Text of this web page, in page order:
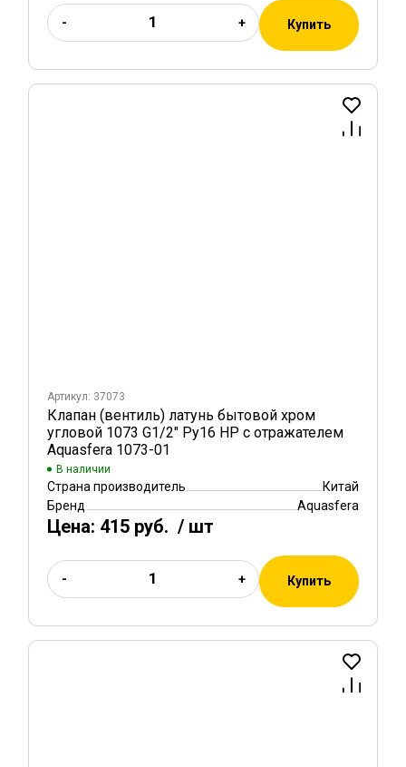
- + Купить
Артикул: 37073
Клапан (вентиль) латунь бытовой хром
угловой 1073 G1/2" Ру16 НР с отражателем
Aquasfera 1073-01
В наличии
Страна производитель
Китай
Бренд
Aquasfera
Цена: 415 руб. / шт
- + Купить